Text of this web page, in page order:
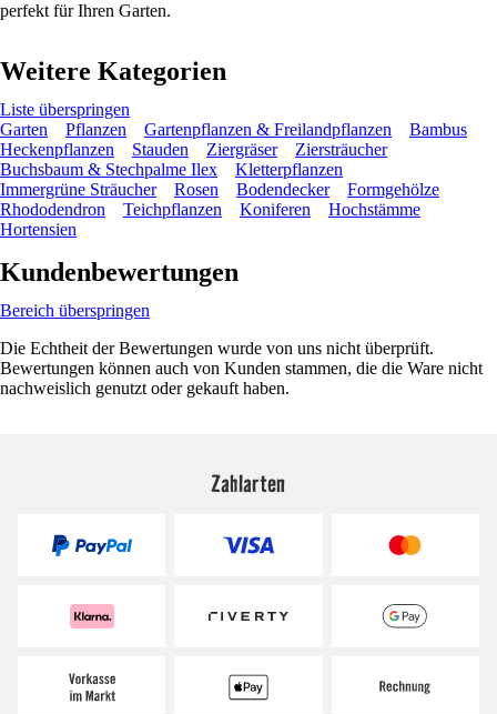
perfekt für Ihren Garten.
Weitere Kategorien
Liste überspringen
Garten
Pflanzen Gartenpflanzen & Freilandpflanzen
Bambus
Heckenpflanzen
Stauden Ziergräser
Ziersträucher
Buchsbaum & Stechpalme Ilex
Kletterpflanzen
Immergrüne Sträucher
Rosen Bodendecker
Formgehölze
Rhododendron
Teichpflanzen Koniferen
Hochstämme
Hortensien
Kundenbewertungen
Bereich überspringen
Die Echtheit der Bewertungen wurde von uns nicht überprüft.
Bewertungen können auch von Kunden stammen, die die Ware nicht
nachweislich genutzt oder gekauft haben.
Zahlarten